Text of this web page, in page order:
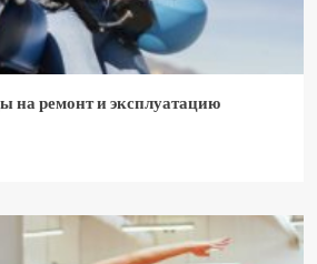
на ремонт и эксплуатацию